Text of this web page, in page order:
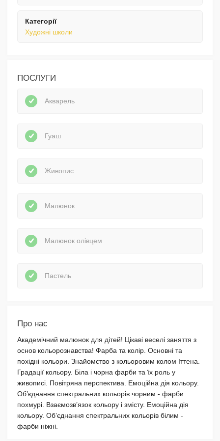
Категорії
Художні школи
ПОСЛУГИ
Акварель
Гуаш
Живопис
Малюнок
Малюнок олівцем
Пастель
Про нас
Академічний малюнок для дітей! Цікаві веселі заняття з
основ кольорознавства! Фарба та колір. Основні та
похідні кольори. Знайомство з кольоровим колом Іттена.
Градації кольору. Біла і чорна фарби та їх роль у
живописі. Повітряна перспектива. Емоційна дія кольору.
Об’єднання спектральних кольорів чорним - фарби
похмурі. Взаємозв’язок кольору і змісту. Емоційна дія
кольору. Об’єднання спектральних кольорів білим -
фарби ніжні.